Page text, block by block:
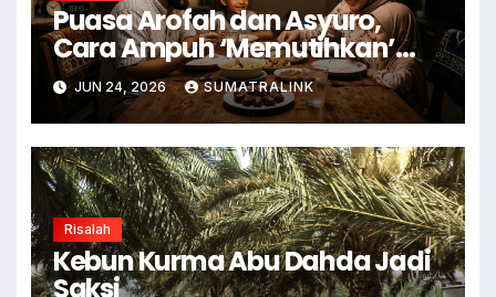
Puasa Arofah dan Asyuro,
Cara Ampuh ‘Memutihkan’
Dosa
JUN 24, 2026 SUMATRALINK
Risalah
Kebun Kurma Abu Dahda Jadi
Saksi